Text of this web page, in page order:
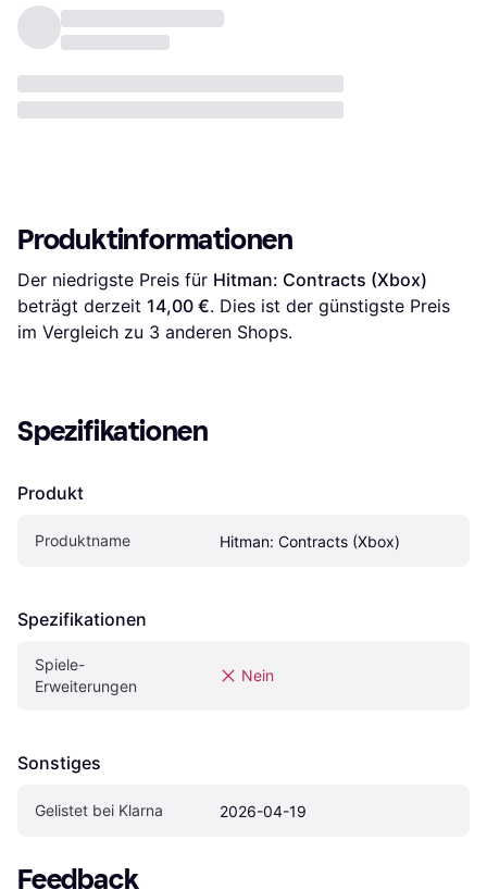
Produktinformationen
Der niedrigste Preis für Hitman: Contracts (Xbox)
beträgt derzeit 14,00 €. Dies ist der günstigste Preis
im Vergleich zu 3 anderen Shops.
Spezifikationen
Produkt
Produktname Hitman: Contracts (Xbox)
Spezifikationen
Spiele-
Erweiterungen
Nein
Sonstiges
Gelistet bei Klarna 2026-04-19
Feedback